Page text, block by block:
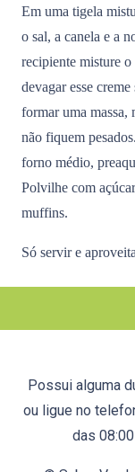
Em uma tigela
o sal, a canela e a
recipiente misture
devagar esse
formar uma massa,
não fiquem
forno médio,
Polvilhe com
muffins.
Só servir e
Possui alguma
ou ligue no
das